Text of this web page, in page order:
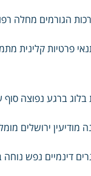
הגורמים מחלה
פרטיות קלינית
ברגע נפוצה
מודיעין ירושלים
דינמיים נפש נוחה